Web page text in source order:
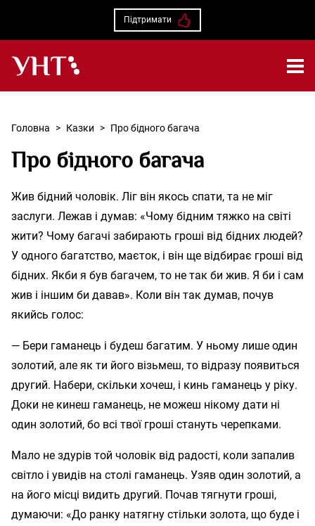
Підтримати
Головна > Казки > Про бідного багача
Про бідного багача
Жив бідний чоловік. Ліг він якось спати, та не міг
заслуги. Лежав і думав: «Чому бідним тяжко на світі
жити? Чому багачі забирають гроші від бідних людей?
У одного багатство, маєток, і він ще відбирає гроші від
бідних. Якби я був багачем, то не так би жив. Я би і сам
жив і іншим би давав». Коли він так думав, почув
якийсь голос:
— Бери гаманець і будеш багатим. У ньому лише один
золотий, але як ти його візьмеш, то відразу появиться
другий. Набери, скільки хочеш, і кинь гаманець у ріку.
Доки не кинеш гаманець, не можеш нікому дати ні
один золотий, бо всі твої гроші стануть черепками.
Мало не здурів той чоловік від радості, коли запалив
світло і увидів на столі гаманець. Узяв один золотий, а
на його місці видить другий. Почав тягнути гроші,
думаючи: «До ранку натягну стільки золота, що буде і